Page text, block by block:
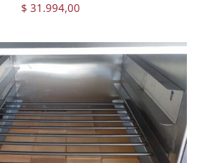
$ 31.994,00